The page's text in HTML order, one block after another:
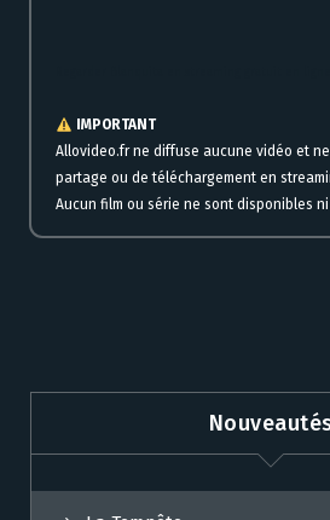
IMPORTANT
Allovideo.fr ne diffuse aucune vidéo et
partage ou de téléchargement en
Aucun film ou série ne sont disponibles